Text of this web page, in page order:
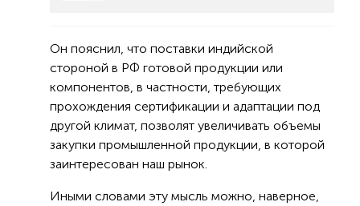
Он пояснил, что поставки индийской
стороной в РФ готовой продукции или
компонентов, в частности, требующих
прохождения сертификации и адаптации под
другой климат, позволят увеличивать объемы
закупки промышленной продукции, в которой
заинтересован наш рынок.
Иными словами эту мысль можно, наверное,